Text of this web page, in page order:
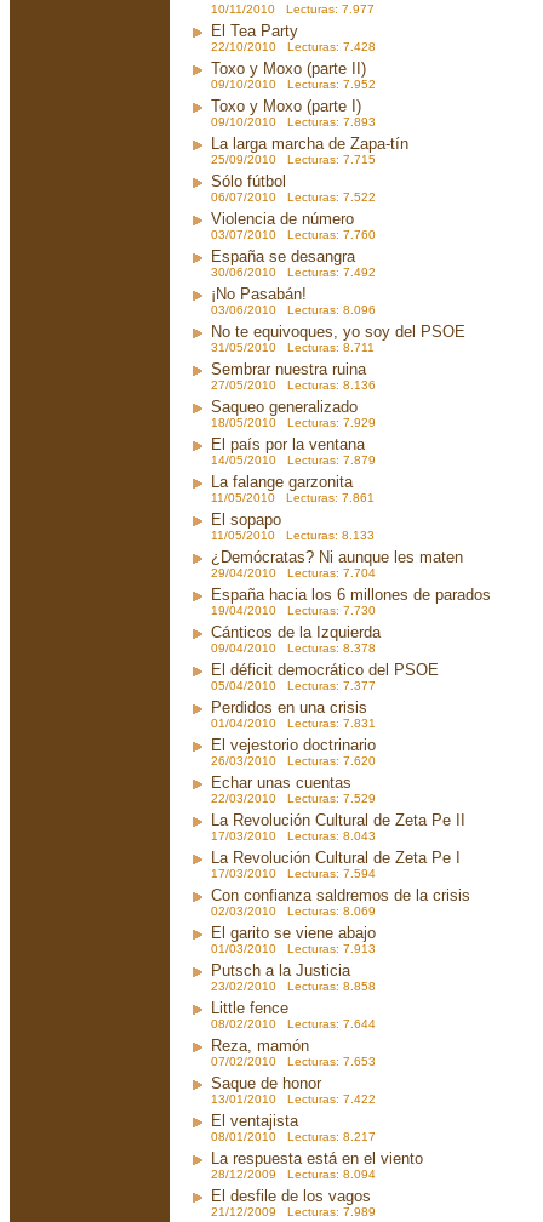
10/11/2010 Lecturas: 7.977
El Tea Party
22/10/2010 Lecturas: 7.428
Toxo y Moxo (parte II)
09/10/2010 Lecturas: 7.952
Toxo y Moxo (parte I)
09/10/2010 Lecturas: 7.893
La larga marcha de Zapa-tín
25/09/2010 Lecturas: 7.715
Sólo fútbol
06/07/2010 Lecturas: 7.522
Violencia de número
03/07/2010 Lecturas: 7.760
España se desangra
30/06/2010 Lecturas: 7.492
¡No Pasabán!
03/06/2010 Lecturas: 8.096
No te equivoques, yo soy del PSOE
31/05/2010 Lecturas: 8.711
Sembrar nuestra ruina
27/05/2010 Lecturas: 8.136
Saqueo generalizado
18/05/2010 Lecturas: 7.929
El país por la ventana
14/05/2010 Lecturas: 7.879
La falange garzonita
11/05/2010 Lecturas: 7.861
El sopapo
11/05/2010 Lecturas: 8.133
¿Demócratas? Ni aunque les maten
29/04/2010 Lecturas: 7.704
España hacia los 6 millones de parados
19/04/2010 Lecturas: 7.730
Cánticos de la Izquierda
09/04/2010 Lecturas: 8.378
El déficit democrático del PSOE
05/04/2010 Lecturas: 7.377
Perdidos en una crisis
01/04/2010 Lecturas: 7.831
El vejestorio doctrinario
26/03/2010 Lecturas: 7.620
Echar unas cuentas
22/03/2010 Lecturas: 7.529
La Revolución Cultural de Zeta Pe II
17/03/2010 Lecturas: 8.043
La Revolución Cultural de Zeta Pe I
17/03/2010 Lecturas: 7.594
Con confianza saldremos de la crisis
02/03/2010 Lecturas: 8.069
El garito se viene abajo
01/03/2010 Lecturas: 7.913
Putsch a la Justicia
23/02/2010 Lecturas: 8.858
Little fence
08/02/2010 Lecturas: 7.644
Reza, mamón
07/02/2010 Lecturas: 7.653
Saque de honor
13/01/2010 Lecturas: 7.422
El ventajista
08/01/2010 Lecturas: 8.217
La respuesta está en el viento
28/12/2009 Lecturas: 8.094
El desfile de los vagos
21/12/2009 Lecturas: 7.989